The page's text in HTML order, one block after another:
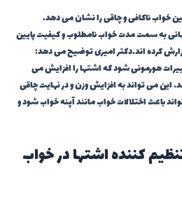
ناکافی و چاقی را نشان می دهد.
به سمت مدت خواب نامطلوب و کیفیت پایین
کرده اند.دکتر امیری توضیح می دهد:
هورمونی شود که اشتها را افزایش می
می تواند به افزایش وزن و در نهایت چاقی
اختلالات خواب مانند آپنه خواب شود و
کننده اشتها در خواب